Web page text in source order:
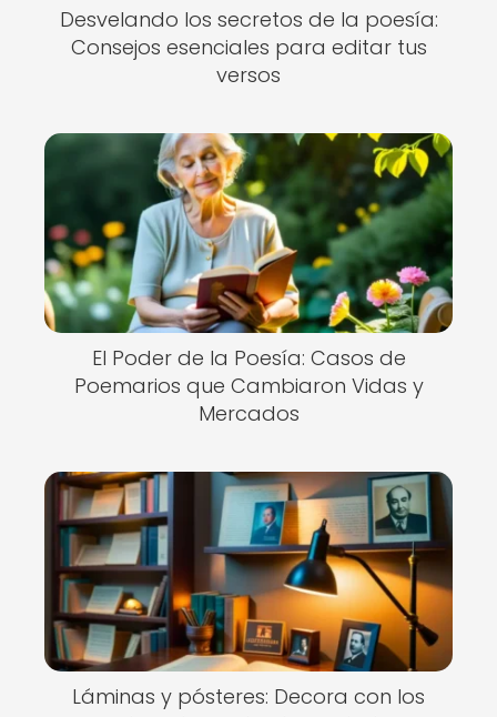
Desvelando los secretos de la poesía:
Consejos esenciales para editar tus
versos
El Poder de la Poesía: Casos de
Poemarios que Cambiaron Vidas y
Mercados
Láminas y pósteres: Decora con los